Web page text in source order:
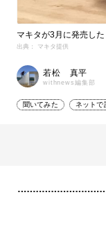
マキタが3月に発売し
出典： マキタ提供
若松 真平
withnews編集部
聞いてみた ネットで